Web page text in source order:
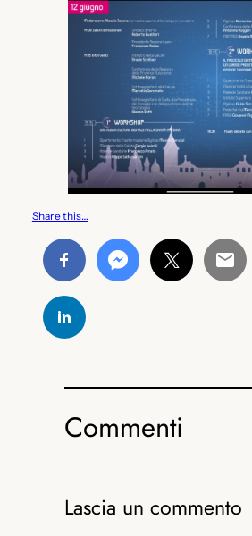
Share this…
Commenti
Lascia un commento